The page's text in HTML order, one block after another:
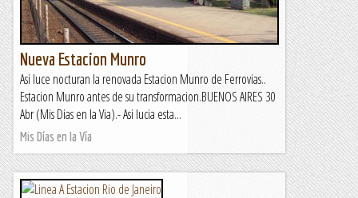
Nueva Estacion Munro
Asi luce nocturan la renovada Estacion Munro de Ferrovias..
Estacion Munro antes de su transformacion.BUENOS AIRES 30
Abr (Mis Dias en la Via).- Asi lucia esta...
Mis Días en la Vía